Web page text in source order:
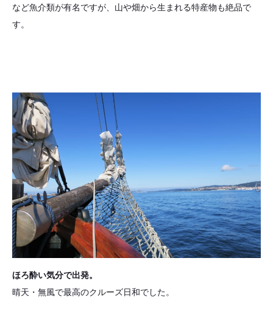
など魚介類が有名ですが、山や畑から生まれる特産物も絶品で
す。
ほろ酔い気分で出発。
晴天・無風で最高のクルーズ日和でした。